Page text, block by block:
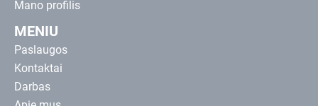
Mano profilis
MENIU
Paslaugos
Kontaktai
Darbas